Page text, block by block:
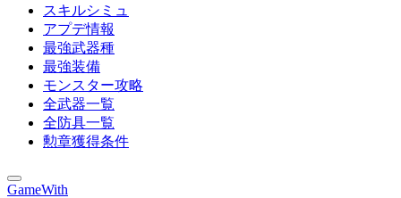
スキルシミュ
アプデ情報
最強武器種
最強装備
モンスター攻略
全武器一覧
全防具一覧
勲章獲得条件
GameWith